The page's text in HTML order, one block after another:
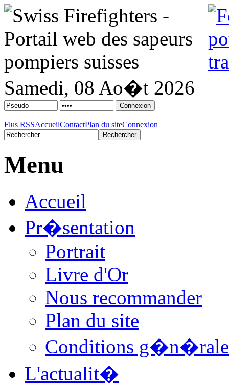
Samedi, 08 Ao�t 2026
Flus RSSAccueilContactPlan du siteConnexion
Menu
Accueil
Pr�sentation
Portrait
Livre d'Or
Nous recommander
Plan du site
Conditions
L'actualit�